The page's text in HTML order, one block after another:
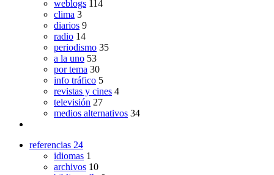
weblogs 114
clima 3
diarios 9
radio 14
periodismo 35
a la uno 53
por tema 30
info tráfico 5
revistas y cines 4
televisión 27
medios alternativos 34
referencias 24
idiomas 1
archivos 10